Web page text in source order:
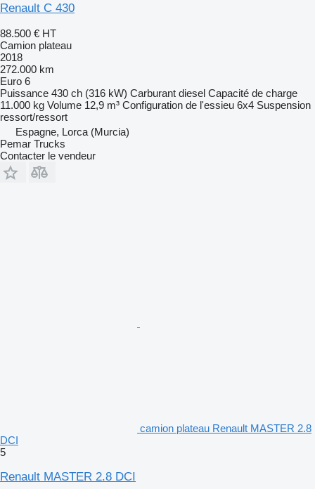
Renault C 430
88.500 € HT
Camion plateau
2018
272.000 km
Euro 6
Puissance 430 ch (316 kW) Carburant diesel Capacité de charge
11.000 kg Volume 12,9 m³ Configuration de l'essieu 6x4 Suspension
ressort/ressort
Espagne, Lorca (Murcia)
Pemar Trucks
Contacter le vendeur
camion plateau Renault MASTER 2.8
DCI
5
Renault MASTER 2.8 DCI